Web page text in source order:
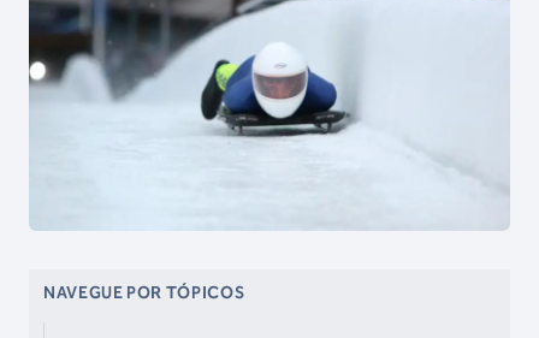
NAVEGUE POR TÓPICOS